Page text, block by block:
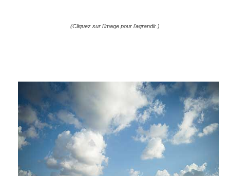
(Cliquez sur l'image pour l'agrandir.)